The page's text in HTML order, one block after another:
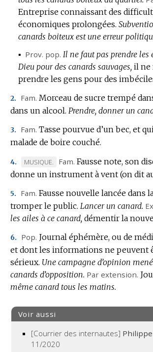
Entreprise connaissant des
économiques prolongées.
canards boiteux est une erreur
▪ Prov. pop. Il ne faut pas prendre les
Dieu pour des canards sauvages, il ne
prendre les gens pour des
2. Fam. Morceau de sucre trempé
dans un alcool. Prendre, donner un
3. Fam. Tasse pourvue d’un bec, et
malade de boire couché.
4.
MARQUE
DE
:
MUSIQUE. Fam. Fausse note, son
donne un instrument à vent (on dit
5. Fam. Fausse nouvelle lancée dans
tromper le public. Lancer un canard.
les ailes à ce canard, démentir la
6. Pop. Journal éphémère, ou de
et dont les informations ne peuvent
sérieux. Une campagne d’opinion
canards d’opposition. Par extension.
même canard tous les matins.
Voir aussi
[Courrier des internautes] Philippe
11/2020